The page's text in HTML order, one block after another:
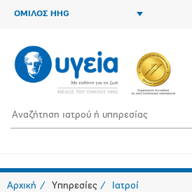
ΟΜΙΛΟΣ HHG
Αρχική Υπηρεσίες Ιατροί